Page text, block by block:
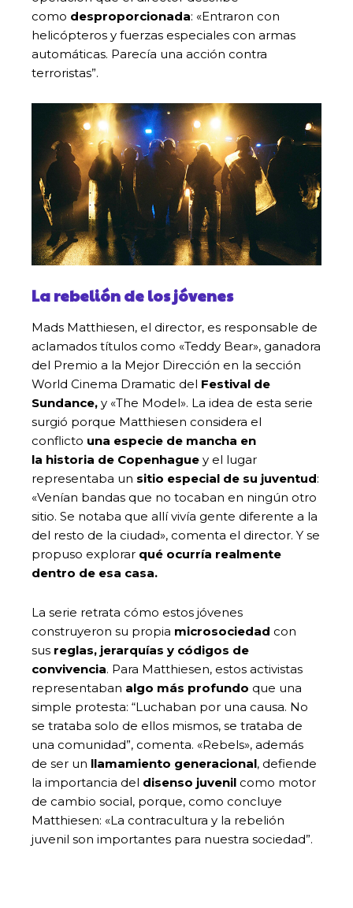
como desproporcionada: «Entraron con
helicópteros y fuerzas especiales con armas
automáticas. Parecía una acción contra
terroristas”.
La rebelión de los jóvenes
Mads Matthiesen, el director, es responsable de
aclamados títulos como «Teddy Bear», ganadora
del Premio a la Mejor Dirección en la sección
World Cinema Dramatic del Festival de
Sundance, y «The Model». La idea de esta serie
surgió porque Matthiesen considera el
conflicto una especie de mancha en
la historia de Copenhague y el lugar
representaba un sitio especial de su juventud:
«Venían bandas que no tocaban en ningún otro
sitio. Se notaba que allí vivía gente diferente a la
del resto de la ciudad», comenta el director. Y se
propuso explorar qué ocurría realmente
dentro de esa casa.
La serie retrata cómo estos jóvenes
construyeron su propia microsociedad con
sus reglas, jerarquías y códigos de
convivencia. Para Matthiesen, estos activistas
representaban algo más profundo que una
simple protesta: “Luchaban por una causa. No
se trataba solo de ellos mismos, se trataba de
una comunidad”, comenta. «Rebels», además
de ser un llamamiento generacional, defiende
la importancia del disenso juvenil como motor
de cambio social, porque, como concluye
Matthiesen: «La contracultura y la rebelión
juvenil son importantes para nuestra sociedad”.